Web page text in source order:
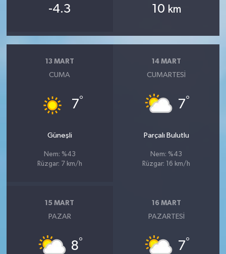
-4.3 10 km
13 MART
CUMA
7°
Güneşli
Nem: %43
Rüzgar: 7 km/h
14 MART
CUMARTESI
7°
Parçalı Bulutlu
Nem: %43
Rüzgar: 16 km/h
15 MART
PAZAR
8°
16 MART
PAZARTESI
7°